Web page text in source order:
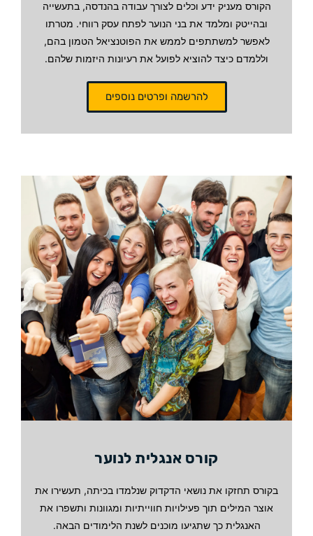
הקורס מעניק ידע וכלים לצורך עבודה בהנדסה, בתעשייה
ובהייטק ומלמד את בני הנוער לפתח עסק רווחי. מטרתו
לאפשר למשתתפים לממש את הפוטנציאל הטמון בהם,
וללמדם כיצד להוציא לפועל את רעיונות היזמות שלהם.
להרשמה ופרטים נוספים
קורס אנגלית לנוער
בקורס תחזקו את נושאי הדקדוק שנלמדו בכיתה, תעשירו את
אוצר המילים תוך פעילויות חווייתיות ומגוונות ותשפרו את
האנגלית כך שתגיעו מוכנים לשנת הלימודים הבאה.